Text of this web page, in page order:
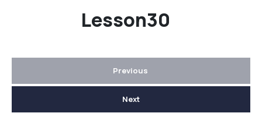
Lesson30
Previous
Next